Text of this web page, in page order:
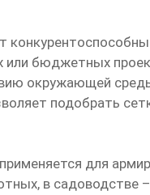
бюджетных
окружающей
подобрать
для
в садоводстве